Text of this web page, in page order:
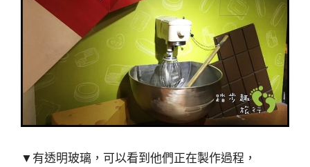
▼有透明玻璃，可以看到他們正在製作過程，